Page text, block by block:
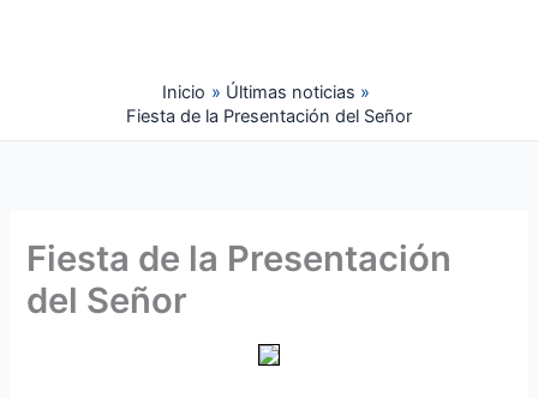
Inicio
Últimas noticias
Fiesta de la Presentación del Señor
Fiesta de la Presentación
del Señor